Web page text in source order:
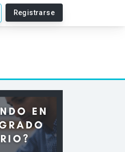
Registrarse